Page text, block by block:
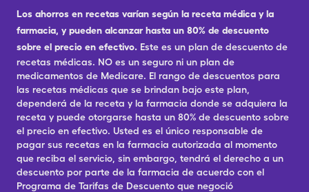
Los ahorros en recetas varían según la receta médica y la
farmacia, y pueden alcanzar hasta un 80% de descuento
sobre el precio en efectivo. Este es un plan de descuento de
recetas médicas. NO es un seguro ni un plan de
medicamentos de Medicare. El rango de descuentos para
las recetas médicas que se brindan bajo este plan,
dependerá de la receta y la farmacia donde se adquiera la
receta y puede otorgarse hasta un 80% de descuento sobre
el precio en efectivo. Usted es el único responsable de
pagar sus recetas en la farmacia autorizada al momento
que reciba el servicio, sin embargo, tendrá el derecho a un
descuento por parte de la farmacia de acuerdo con el
Programa de Tarifas de Descuento que negoció